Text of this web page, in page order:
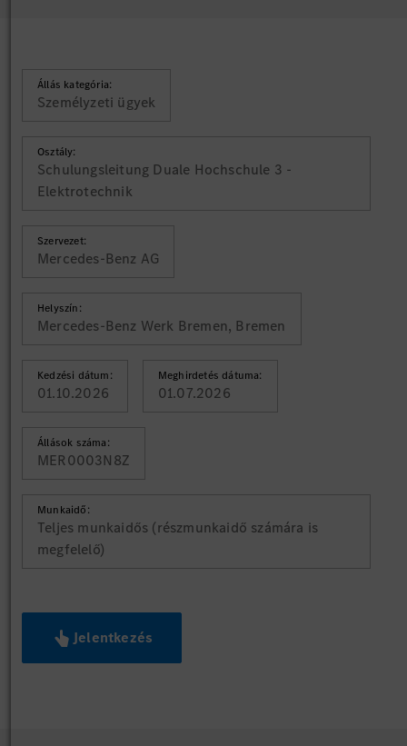
Állás kategória:
Személyzeti ügyek
Osztály:
Schulungsleitung Duale Hochschule 3 -
Elektrotechnik
Szervezet:
Mercedes-Benz AG
Helyszín:
Mercedes-Benz Werk Bremen, Bremen
Kedzési dátum:
01.10.2026
Meghirdetés dátuma:
01.07.2026
Állások száma:
MER0003N8Z
Munkaidő:
Teljes munkaidős (részmunkaidő számára is
megfelelő)
Jelentkezés